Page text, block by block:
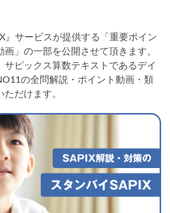
』サービスが提供する「重要ポイン
画」の一部を公開させて頂きます。
サピックス算数テキストであるデイ
の全問解説・ポイント動画・類
だけます。
認/復習テスト
キュラムテスト 四谷大塚週テスト
テスト 四谷大塚合不合判定テスト
テスト 新学年(1月〜2月)
夏期(7〜8月)
サピックステキスト解説・対策
ト解説・対策
コベツバ過去問動画解説
らせ 抽象化能力 熱量
検索